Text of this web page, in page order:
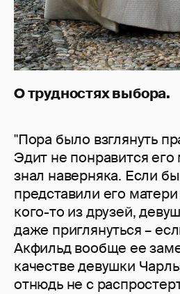
О трудностях выбора.
"Пора было взглянуть
Эдит не понравится
знал наверняка. Если
представили его
кого-то из друзей,
даже приглянуться –
Акфильд вообще ее
качестве девушки
отнюдь не с